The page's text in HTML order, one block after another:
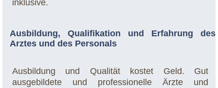
inklusive.
Ausbildung, Qualifikation und Erfahrung des
Arztes und des Personals
Ausbildung und Qualität kostet Geld. Gut
ausgebildete und professionelle Ärzte und